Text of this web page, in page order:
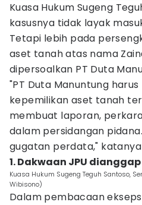
Kuasa Hukum Sugeng
kasusnya tidak layak
Tetapi lebih pada
aset tanah atas nama
dipersoalkan PT Duta
"PT Duta Manuntung
kepemilikan aset tanah
membuat laporan,
dalam persidangan
gugatan perdata,"
1. Dakwaan JPU
Kuasa Hukum Sugeng Teguh Santoso,
Wibisono)
Dalam pembacaan